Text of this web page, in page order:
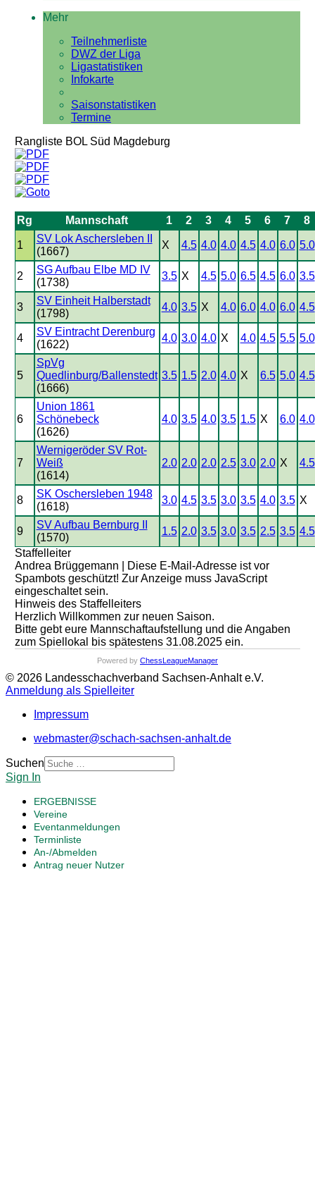
Mehr
Teilnehmerliste
DWZ der Liga
Ligastatistiken
Infokarte
Saisonstatistiken
Termine
Rangliste BOL Süd Magdeburg
Rg Mannschaft 1 2 3 4 5 6 7 8
1
SV Lok Aschersleben II
(1667)
X 4.5 4.0 4.0 4.5 4.0 6.0 5.0
2
SG Aufbau Elbe MD IV
(1738)
3.5 X 4.5 5.0 6.5 4.5 6.0 3.5
3
SV Einheit Halberstadt
(1798)
4.0 3.5 X 4.0 6.0 4.0 6.0 4.5
4
SV Eintracht Derenburg
(1622)
4.0 3.0 4.0 X 4.0 4.5 5.5 5.0
5
SpVg
Quedlinburg/Ballenstedt
(1666)
3.5 1.5 2.0 4.0 X 6.5 5.0 4.5
6
Union 1861
Schönebeck
(1626)
4.0 3.5 4.0 3.5 1.5 X 6.0 4.0
7
Wernigeröder SV Rot-
Weiß
(1614)
2.0 2.0 2.0 2.5 3.0 2.0 X 4.5
8
SK Oschersleben 1948
(1618)
3.0 4.5 3.5 3.0 3.5 4.0 3.5 X
9
SV Aufbau Bernburg II
(1570)
1.5 2.0 3.5 3.0 3.5 2.5 3.5 4.5
Staffelleiter
Andrea Brüggemann |
Diese E-Mail-Adresse ist vor
Spambots geschützt! Zur Anzeige muss JavaScript
eingeschaltet sein.
Hinweis des Staffelleiters
Herzlich Willkommen zur neuen Saison.
Bitte gebt eure Mannschaftaufstellung und die Angaben
zum Spiellokal bis spätestens 31.08.2025 ein.
Powered by ChessLeagueManager
© 2026 Landesschachverband Sachsen-Anhalt e.V.
Anmeldung als Spielleiter
Impressum
webmaster@schach-sachsen-anhalt.de
Suchen
Sign In
ERGEBNISSE
Vereine
Eventanmeldungen
Terminliste
An-/Abmelden
Antrag neuer Nutzer